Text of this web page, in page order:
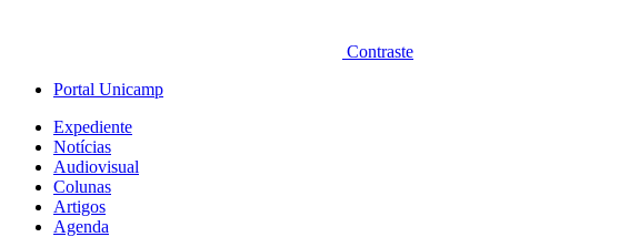
Contraste
Portal Unicamp
Expediente
Notícias
Audiovisual
Colunas
Artigos
Agenda